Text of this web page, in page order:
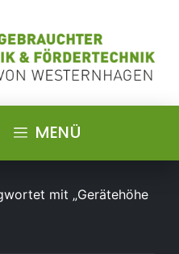
MENÜ
mit „Gerätehöhe